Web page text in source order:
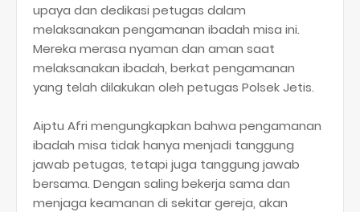
upaya dan dedikasi petugas dalam
melaksanakan pengamanan ibadah misa ini.
Mereka merasa nyaman dan aman saat
melaksanakan ibadah, berkat pengamanan
yang telah dilakukan oleh petugas Polsek Jetis.
Aiptu Afri mengungkapkan bahwa pengamanan
ibadah misa tidak hanya menjadi tanggung
jawab petugas, tetapi juga tanggung jawab
bersama. Dengan saling bekerja sama dan
menjaga keamanan di sekitar gereja, akan